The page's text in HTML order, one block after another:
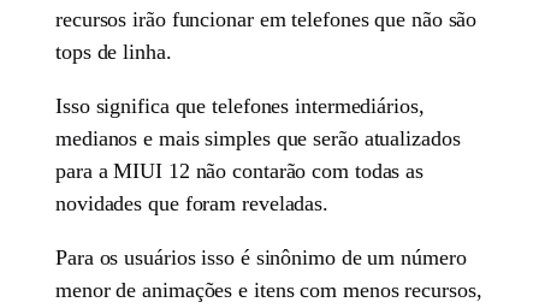
recursos irão funcionar em telefones que não são
tops de linha.
Isso significa que telefones intermediários,
medianos e mais simples que serão atualizados
para a MIUI 12 não contarão com todas as
novidades que foram reveladas.
Para os usuários isso é sinônimo de um número
menor de animações e itens com menos recursos,